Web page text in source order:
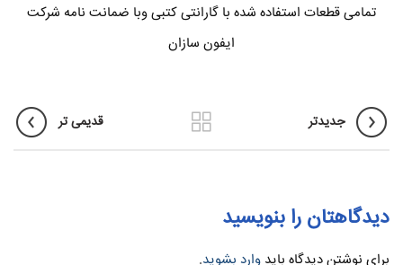
تمامی قطعات استفاده شده با گارانتی کتبی وبا ضمانت نامه شرکت
ایفون سازان
جدیدتر قدیمی تر
دیدگاهتان را بنویسید
برای نوشتن دیدگاه باید وارد بشوید.